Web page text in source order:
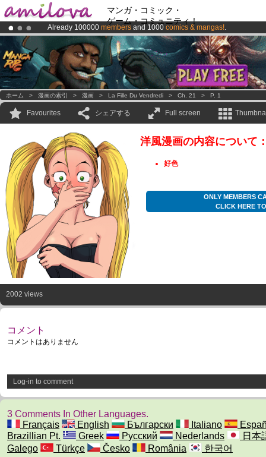
マンガ・コミック・
ゲーム・コミュニティ！
Already 100000 members and 1000 comics & mangas!.
Premium membership from3.95 eurosper month !Get membership
AmilovaKickstarter is now LIVE!.
ホーム > 漫画の索引 > 漫画 > La Fille Du Vendredi > Ch. 21 > P. 1
Favourites シェアする Full screen
洋風漫画の内容について
好色
ONLY MEMBERS
CLICK HERE
2002 views
コメント
コメントはありません
Log-in to comment
3 Comments In Other Languages.
Français
English Български Italiano
Brazillian Pt.
Greek Русский Nederlands
日本
Galego
Türkçe Česko România 한국어